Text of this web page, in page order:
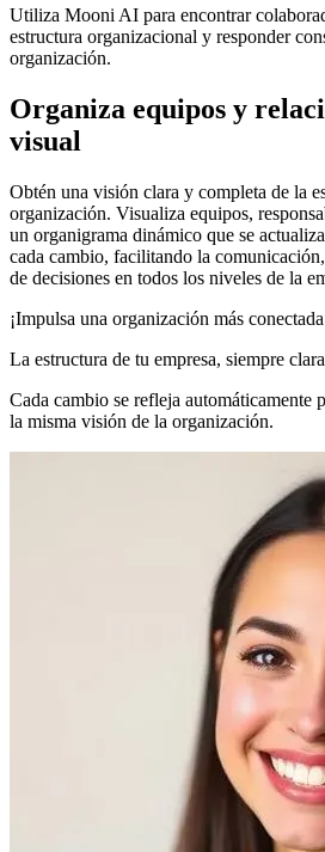
Utiliza Mooni AI para encontrar
estructura organizacional y responder
organización.
Organiza equipos y
visual
Obtén una visión clara y completa de la
organización. Visualiza equipos,
un organigrama dinámico que se
cada cambio, facilitando la
de decisiones en todos los niveles de la
¡Impulsa una organización más
La estructura de tu empresa, siempre
Cada cambio se refleja automáticamente
la misma visión de la organización.